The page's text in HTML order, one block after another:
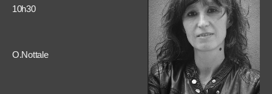
10h30
O.Nottale